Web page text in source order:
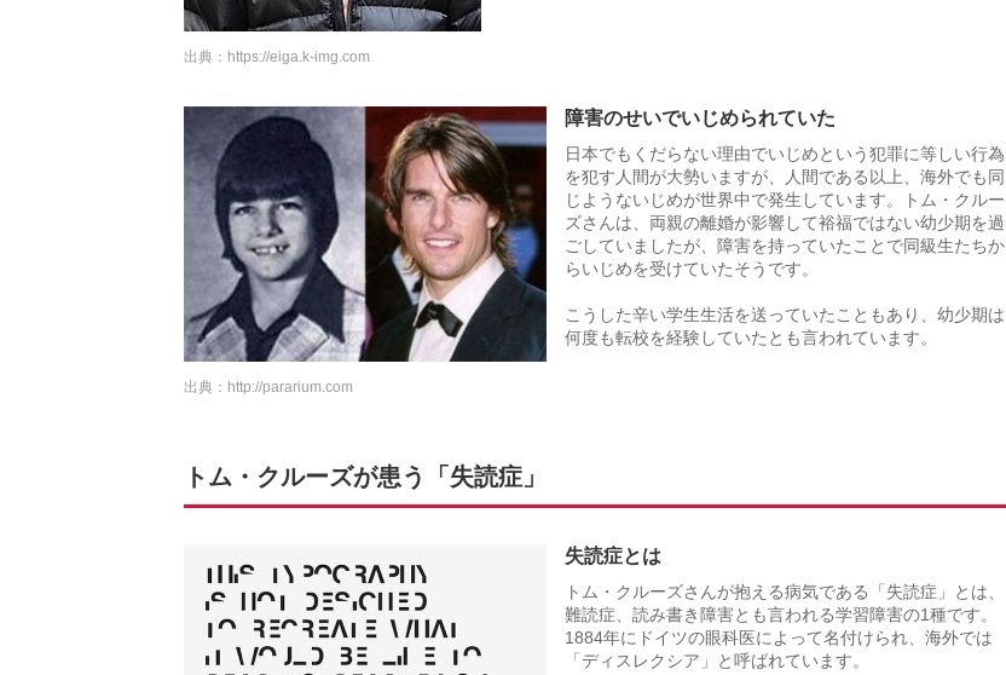
出典： https://eiga.k-img.com
障害のせいでいじめられていた
日本でもくだらない理由でいじめという犯罪に等しい行為
を犯す人間が大勢いますが、人間である以上、海外でも同
じようないじめが世界中で発生しています。トム・クルー
ズさんは、両親の離婚が影響して裕福ではない幼少期を過
ごしていましたが、障害を持っていたことで同級生たちか
らいじめを受けていたそうです。
こうした辛い学生生活を送っていたこともあり、幼少期は
何度も転校を経験していたとも言われています。
出典： http://pararium.com
トム・クルーズが患う「失読症」
失読症とは
トム・クルーズさんが抱える病気である「失読症」とは、
難読症、読み書き障害とも言われる学習障害の1種です。
1884年にドイツの眼科医によって名付けられ、海外では
「ディスレクシア」と呼ばれています。